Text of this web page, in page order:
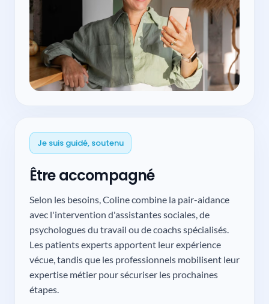
Je suis guidé, soutenu
Être accompagné
Selon les besoins, Coline combine la pair-aidance
avec l'intervention d'assistantes sociales, de
psychologues du travail ou de coachs spécialisés.
Les patients experts apportent leur expérience
vécue, tandis que les professionnels mobilisent leur
expertise métier pour sécuriser les prochaines
étapes.